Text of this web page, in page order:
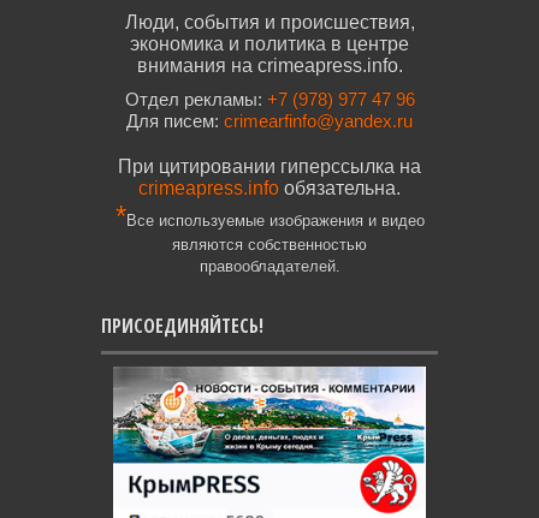
Люди, события и происшествия,
экономика и политика в центре
внимания на crimeapress.info.
Отдел рекламы: +7 (978) 977 47 96
Для писем: crimearfinfo@yandex.ru
При цитировании гиперссылка на
crimeapress.info обязательна.
*Все используемые изображения и видео
являются собственностью
правообладателей.
ПРИСОЕДИНЯЙТЕСЬ!